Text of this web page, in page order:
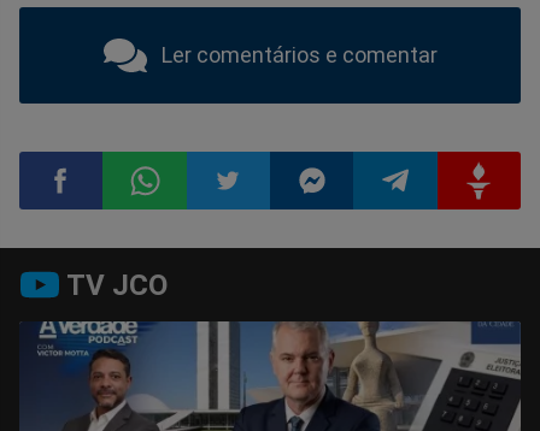
Ler comentários e comentar
no
Facebook
no
Whatsapp
no
Twitter
no
Messenger
no
Telegram
no
Gettr
TV JCO